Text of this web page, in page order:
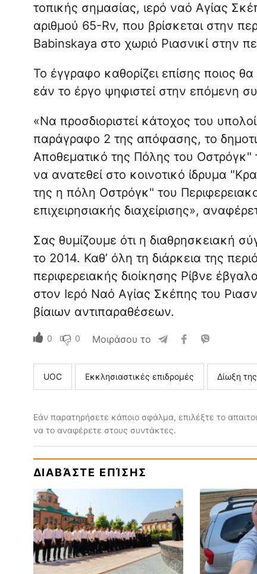
τοπικής σημασίας, ιερό ναό Αγίας
αριθμού 65-Rv, που βρίσκεται στην
Babinskaya στο χωριό Ριασνικί στην
Το έγγραφο καθορίζει επίσης ποιος θα
εάν το έργο ψηφιστεί στην επόμενη
«Να προσδιοριστεί κάτοχος του
παράγραφο 2 της απόφασης, το
Αποθεματικό της Πόλης του Οστρόγκ"
να ανατεθεί στο κοινοτικό ίδρυμα
της η πόλη Οστρόγκ" του
επιχειρησιακής διαχείρισης»,
Σας θυμίζουμε ότι η διαθρησκειακή
το 2014. Καθ’ όλη τη διάρκεια της
περιφερειακής διοίκησης Ρίβνε
στον Ιερό Ναό Αγίας Σκέπης του
βίαιων αντιπαραθέσεων.
0 0 Μοιράσου το
UOC Εκκλησιαστικές επιδρομές Δίωξη
Εάν παρατηρήσετε κάποιο σφάλμα, επιλέξτε το
να το αναφέρετε στους συντάκτες.
ΔΙΑΒΆΣΤΕ ΕΠΊΣΗΣ